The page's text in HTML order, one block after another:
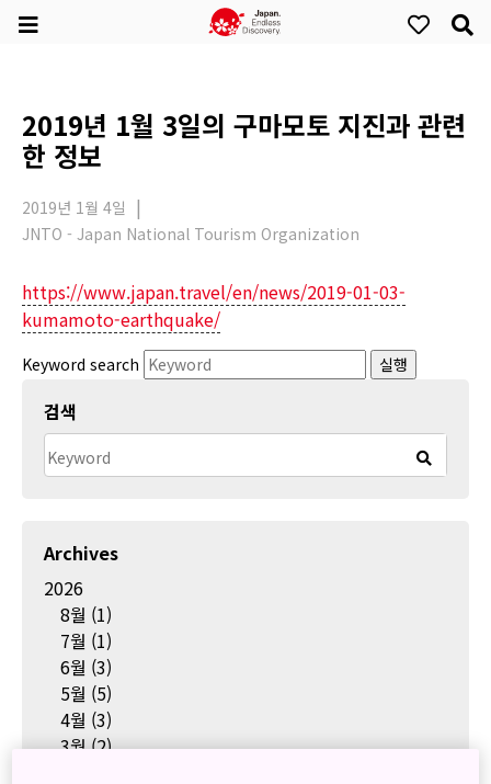
2019년 1월 3일의 구마모토 지진과 관련
한 정보
2019년 1월 4일
JNTO - Japan National Tourism Organization
https://www.japan.travel/en/news/2019-01-03-
kumamoto-earthquake/
Keyword search 실행
검색
Archives
2026
8월 (1)
7월 (1)
6월 (3)
5월 (5)
4월 (3)
3월(2)